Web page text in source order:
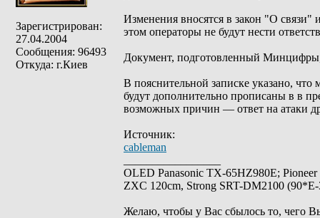
Зарегистрирован:
27.04.2004
Сообщения: 96493
Откуда: г.Киев
Изменения вносятся в закон "О связи"
этом операторы не будут нести
Документ, подготовленный Минцифры,
В пояснительной записке указано, что
будут дополнительно прописаны в в
возможных причин — ответ на атаки
Источник:
cableman
OLED Panasonic TX-65HZ980E;
ZXC 120cm, Strong SRT-DM2100
Желаю, чтобы у Вас сбылось то, чего